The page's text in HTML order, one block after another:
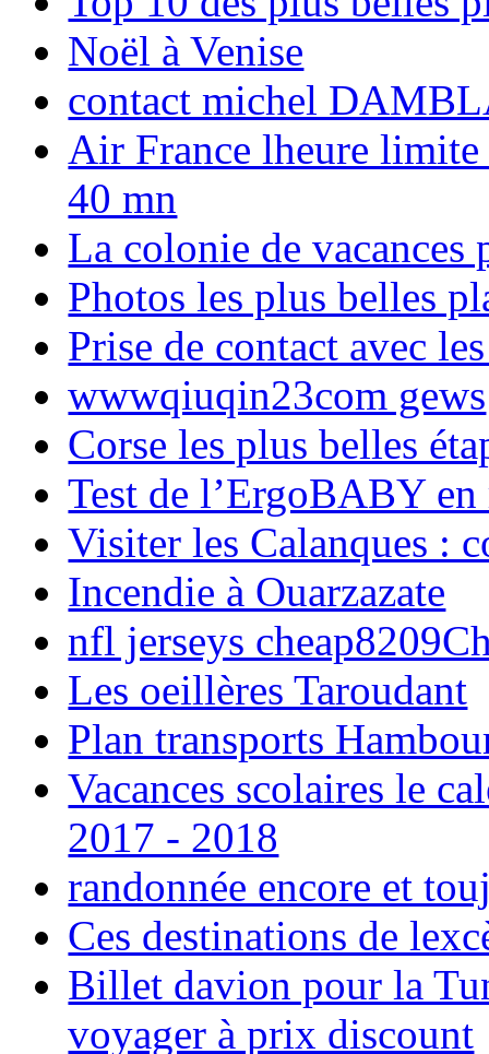
Noël à Venise
contact michel
Air France lheure limite
40 mn
La colonie de vacances
Photos les plus belles
Prise de contact avec
wwwqiuqin23com gews
Corse les plus belles
Test de l’ErgoBABY en
Visiter les Calanques :
Incendie à Ouarzazate
nfl jerseys
Les oeillères Taroudant
Plan transports
Vacances scolaires le
2017 - 2018
randonnée encore et
Ces destinations de
Billet davion pour la
voyager à prix discount